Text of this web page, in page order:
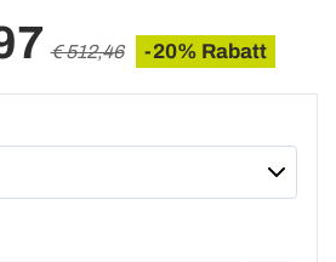
€ 512,46 -20% Rabatt